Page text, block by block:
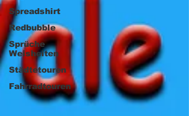
Spreadshirt
Redbubble
Sprüche
Weisheiten
Städtetouren
Fahrradtouren